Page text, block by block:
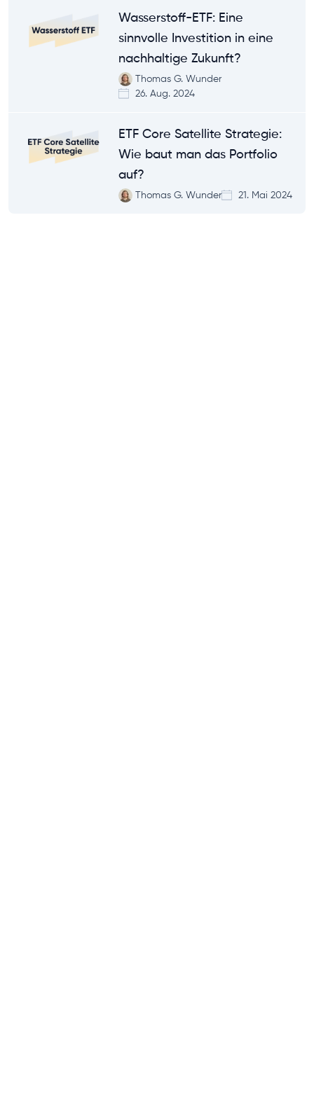
Wasserstoff-ETF: Eine
sinnvolle Investition in eine
nachhaltige Zukunft?
Thomas G. Wunder
26. Aug. 2024
ETF Core Satellite Strategie:
Wie baut man das Portfolio
auf?
Thomas G. Wunder 21. Mai 2024